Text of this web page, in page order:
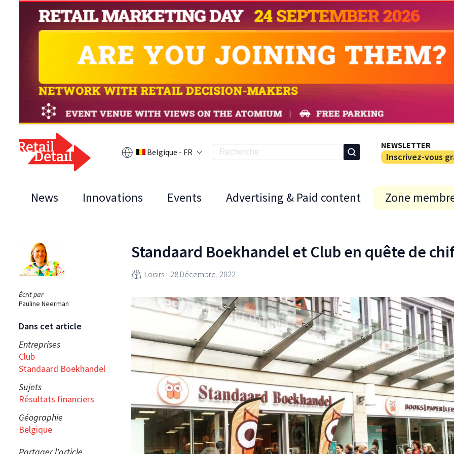
Belgique - FR
NEWSLETTER
Inscrivez-vous
News Innovations Events Advertising & Paid content Zone
Écrit par
Pauline Neerman
Dans cet article
Entreprises
Club
Standaard Boekhandel
Sujets
Résultats financiers
Géographie
Belgique
Standaard Boekhandel et Club en quête de
Loisirs 28 Décembre, 2022